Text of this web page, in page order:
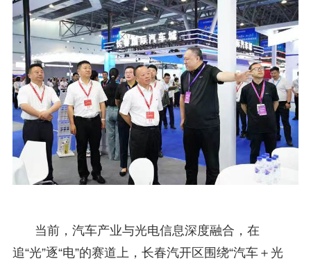
当前，汽车产业与光电信息深度融合，在
追“光”逐“电”的赛道上，长春汽开区围绕“汽车＋光